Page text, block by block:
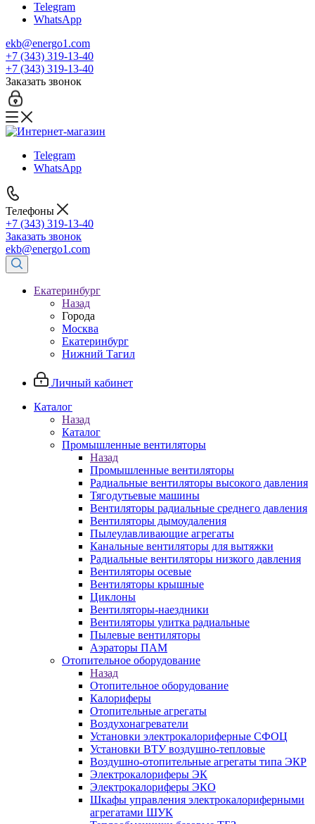
Telegram
WhatsApp
ekb@energo1.com
+7 (343) 319-13-40
+7 (343) 319-13-40
Заказать звонок
Telegram
WhatsApp
Телефоны
+7 (343) 319-13-40
Заказать звонок
ekb@energo1.com
Екатеринбург
Назад
Города
Москва
Екатеринбург
Нижний Тагил
Личный кабинет
Каталог
Назад
Каталог
Промышленные вентиляторы
Назад
Промышленные вентиляторы
Радиальные вентиляторы высокого давления
Тягодутьевые машины
Вентиляторы радиальные среднего давления
Вентиляторы дымоудаления
Пылеулавливающие агрегаты
Канальные вентиляторы для вытяжки
Радиальные вентиляторы низкого давления
Вентиляторы осевые
Вентиляторы крышные
Циклоны
Вентиляторы-наездники
Вентиляторы улитка радиальные
Пылевые вентиляторы
Аэраторы ПАМ
Отопительное оборудование
Назад
Отопительное оборудование
Калориферы
Отопительные агрегаты
Воздухонагреватели
Установки электрокалориферные СФОЦ
Установки ВТУ воздушно-тепловые
Воздушно-отопительные агрегаты типа ЭКР
Электрокалориферы ЭК
Электрокалориферы ЭКО
Шкафы управления электрокалориферными
агрегатами ШУК